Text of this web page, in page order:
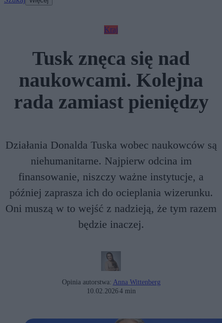
Kraj
Tusk znęca się nad
naukowcami. Kolejna
rada zamiast pieniędzy
Działania Donalda Tuska wobec naukowców są
niehumanitarne. Najpierw odcina im
finansowanie, niszczy ważne instytucje, a
później zaprasza ich do ocieplania wizerunku.
Oni muszą w to wejść z nadzieją, że tym razem
będzie inaczej.
Opinia autorstwa: Anna Wittenberg
10.02.20264 min